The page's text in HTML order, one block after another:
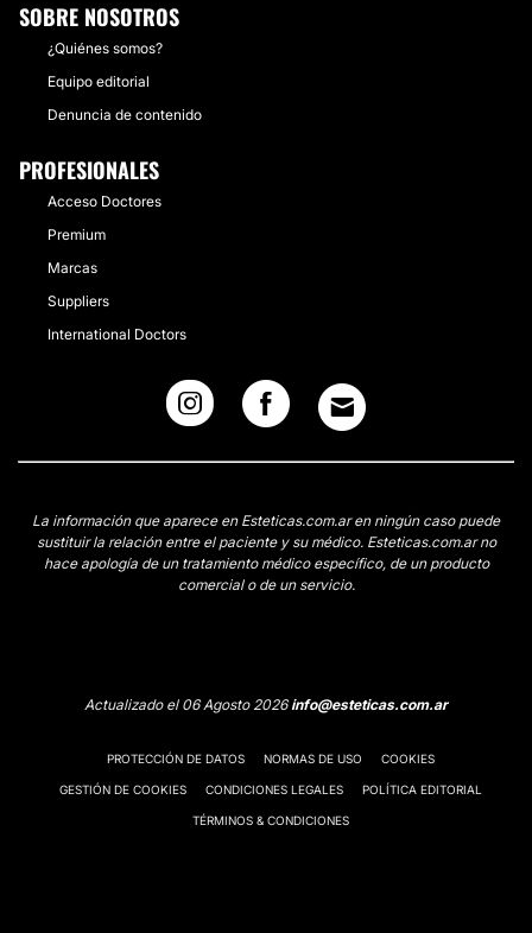
SOBRE NOSOTROS
¿Quiénes somos?
Equipo editorial
Denuncia de contenido
PROFESIONALES
Acceso Doctores
Premium
Marcas
Suppliers
International Doctors
La información que aparece en Esteticas.com.ar en ningún caso puede
sustituir la relación entre el paciente y su médico. Esteticas.com.ar no
hace apología de un tratamiento médico específico, de un producto
comercial o de un servicio.
Actualizado el 06 Agosto 2026info@esteticas.com.ar
PROTECCIÓN DE DATOS NORMAS DE USO COOKIES
GESTIÓN DE COOKIES CONDICIONES LEGALES POLÍTICA EDITORIAL
TÉRMINOS & CONDICIONES